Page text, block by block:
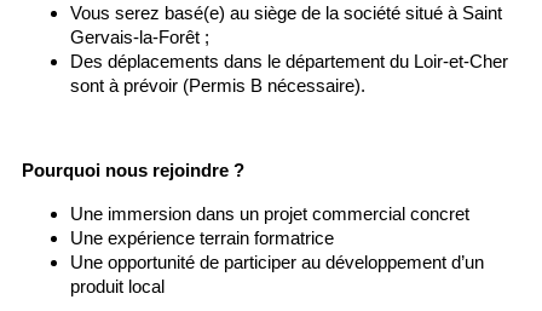
Vous serez basé(e) au siège de la société situé à Saint
Gervais-la-Forêt ;
Des déplacements dans le département du Loir-et-Cher
sont à prévoir (Permis B nécessaire).
Pourquoi nous rejoindre ?
Une immersion dans un projet commercial concret
Une expérience terrain formatrice
Une opportunité de participer au développement d’un
produit local